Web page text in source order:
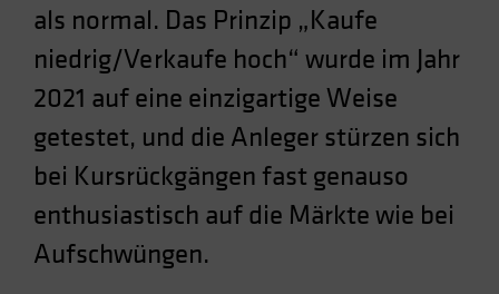
als normal. Das Prinzip „Kaufe
niedrig/Verkaufe hoch“ wurde im Jahr
2021 auf eine einzigartige Weise
getestet, und die Anleger stürzen sich
bei Kursrückgängen fast genauso
enthusiastisch auf die Märkte wie bei
Aufschwüngen.